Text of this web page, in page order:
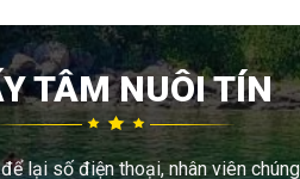
TÂM NUÔI TÍN
lại số điện thoại, nhân viên